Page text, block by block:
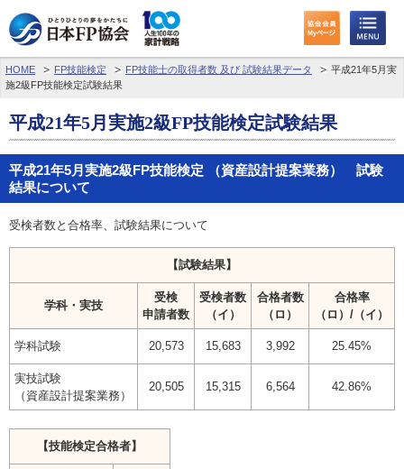
HOME FP技能検定 FP技能士の取得者数 及び 試験結果データ
平成21年5月実
施2級FP技能検定試験結果
平成21年5月実施2級FP技能検定試験結果
平成21年5月実施2級FP技能検定 （資産設計提案業務） 試験
結果について
受検者数と合格率、試験結果について
【試験結果】
学科・実技
受検
申請者数
受検者数
（イ）
合格者数
（ロ）
合格率
（ロ）/（イ）
学科試験 20,573 15,683 3,992 25.45%
実技試験
（資産設計提案業務）
20,505 15,315 6,564 42.86%
【技能検定合格者】